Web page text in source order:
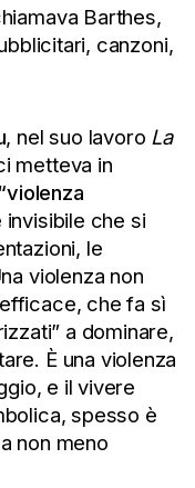
Barthes,
canzoni,
, nel suo lavoro La
metteva in
che si
le
violenza non
che fa sì
a dominare,
È una violenza
e il vivere
spesso è
non meno